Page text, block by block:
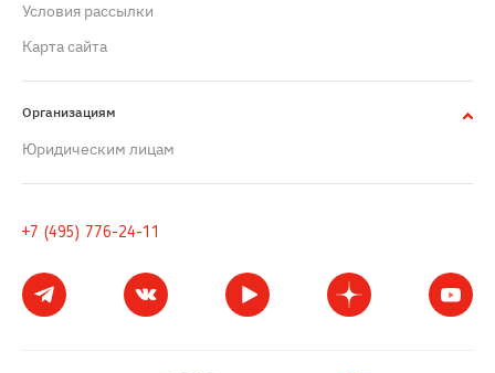
Условия рассылки
Карта сайта
Организациям
Юридическим лицам
+7 (495) 776-24-11